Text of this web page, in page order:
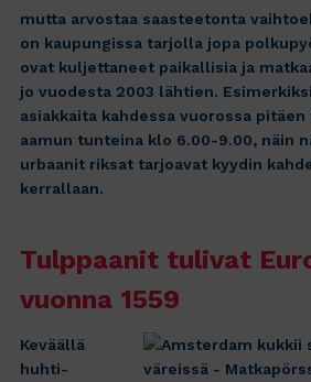
mutta arvostaa saasteetonta
on kaupungissa tarjolla jopa
ovat kuljettaneet paikallisia ja
jo vuodesta 2003 lähtien.
asiakkaita kahdessa vuorossa pitäen
aamun tunteina klo 6.00-9.00, näin
urbaanit riksat tarjoavat kyydin
kerrallaan.
Tulppaanit tulivat
vuonna 1559
Keväällä
huhti-